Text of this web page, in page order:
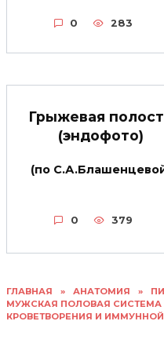
ГЛАВНАЯ » АНАТОМИЯ »
МУЖСКАЯ ПОЛОВАЯ
КРОВЕТВОРЕНИЯ И
0 283
Грыжевая
(эндофото)
(по
0 379